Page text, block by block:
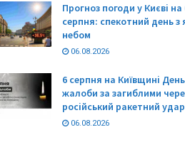
Прогноз погоди у Києві на
серпня: спекотний день з
небом
06.08.2026
6 серпня на Київщині День
жалоби за загиблими
російський ракетний удар
06.08.2026